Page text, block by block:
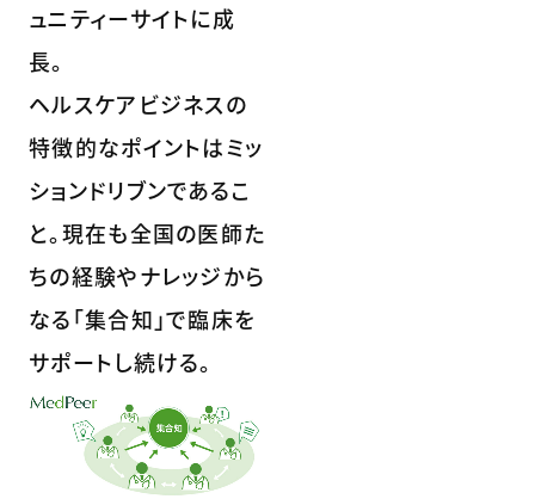
ュニティーサイトに成
長。
ヘルスケアビジネスの
特徴的なポイントはミッ
ションドリブンであるこ
と。現在も全国の医師た
ちの経験やナレッジから
なる「集合知」で臨床を
サポートし続ける。